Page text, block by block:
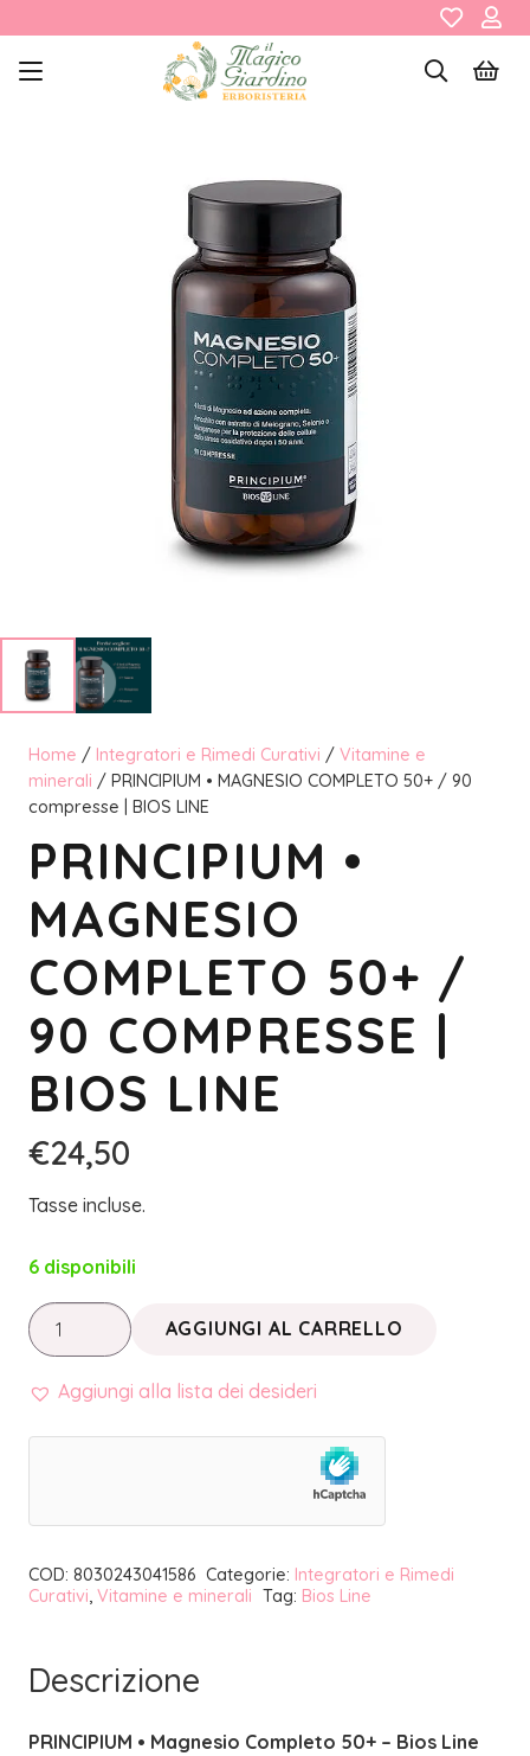
Home / Integratori e Rimedi Curativi / Vitamine e
minerali / PRINCIPIUM • MAGNESIO COMPLETO 50+ / 90
compresse | BIOS LINE
PRINCIPIUM •
MAGNESIO
COMPLETO 50+ /
90 COMPRESSE |
BIOS LINE
€24,50
Tasse incluse.
6 disponibili
PRINCIPIUM
•
MAGNESIO
|
quantità
AGGIUNGI AL CARRELLO
Aggiungi alla lista dei desideri
COD: 8030243041586 Categorie: Integratori e Rimedi
Curativi, Vitamine e minerali Tag: Bios Line
Descrizione
PRINCIPIUM • Magnesio Completo 50+ – Bios Line